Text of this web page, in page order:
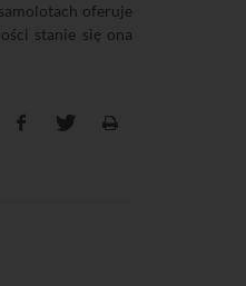
oferuje
stanie się ona